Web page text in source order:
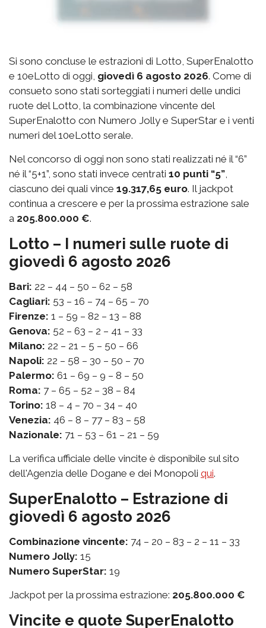
Si sono concluse le estrazioni di Lotto, SuperEnalotto
e 10eLotto di oggi, giovedì 6 agosto 2026. Come di
consueto sono stati sorteggiati i numeri delle undici
ruote del Lotto, la combinazione vincente del
SuperEnalotto con Numero Jolly e SuperStar e i venti
numeri del 10eLotto serale.
Nel concorso di oggi non sono stati realizzati né il “6”
né il “5+1”, sono stati invece centrati 10 punti “5”,
ciascuno dei quali vince 19.317,65 euro. Il jackpot
continua a crescere e per la prossima estrazione sale
a 205.800.000 €.
Lotto – I numeri sulle ruote di
giovedì 6 agosto 2026
Bari: 22 – 44 – 50 – 62 – 58
Cagliari: 53 – 16 – 74 – 65 – 70
Firenze: 1 – 59 – 82 – 13 – 88
Genova: 52 – 63 – 2 – 41 – 33
Milano: 22 – 21 – 5 – 50 – 66
Napoli: 22 – 58 – 30 – 50 – 70
Palermo: 61 – 69 – 9 – 8 – 50
Roma: 7 – 65 – 52 – 38 – 84
Torino: 18 – 4 – 70 – 34 – 40
Venezia: 46 – 8 – 77 – 83 – 58
Nazionale: 71 – 53 – 61 – 21 – 59
La verifica ufficiale delle vincite è disponibile sul sito
dell'Agenzia delle Dogane e dei Monopoli qui.
SuperEnalotto – Estrazione di
giovedì 6 agosto 2026
Combinazione vincente: 74 – 20 – 83 – 2 – 11 – 33
Numero Jolly: 15
Numero SuperStar: 19
Jackpot per la prossima estrazione: 205.800.000 €
Vincite e quote SuperEnalotto